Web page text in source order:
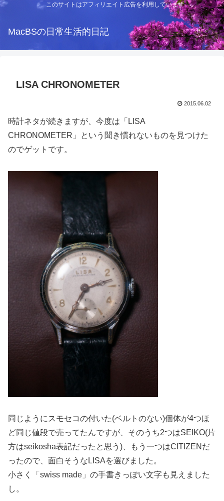
このサイトはアフィリエイト広告を利用しています
MacBSの日常生活的日記
LISA CHRONOMETER
2015.06.02
時計ネタが続きますが、今度は「LISA
CHRONOMETER」という聞き慣れないものを見つけた
のでゲットです。
同じようにスモセコの付いた(ベルトのない)個体が4つほ
ど同じ値段で売ってたんですが、そのうち2つはSEIKO(片
方はseikosha表記だったと思う)、もう一つはCITIZENだ
ったので、面白そうなLISAを選びました。
小さく「swiss made」の手書きっぽい文字も見えました
し。